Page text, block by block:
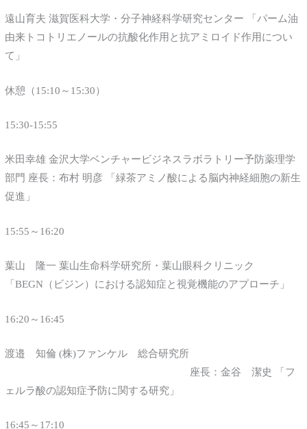
遠山育夫 滋賀医科大学・分子神経科学研究センター 「パーム油
由来トコトリエノールの抗酸化作用と抗アミロイド作用につい
て」
休憩（15:10～15:30）
15:30-15:55
米田幸雄 金沢大学ベンチャービジネスラボラトリー予防薬理学
部門 座長：布村 明彦 「緑茶アミノ酸による脳内神経細胞の新生
促進」
15:55～16:20
葉山 隆一 葉山生命科学研究所・葉山眼科クリニック
「BEGN（ビジン）における認知症と視覚機能のアプローチ」
16:20～16:45
渡邉 知倫 (株)ファンケル 総合研究所
座長：金谷 潔史 「フ
ェルラ酸の認知症予防に関する研究」
16:45～17:10